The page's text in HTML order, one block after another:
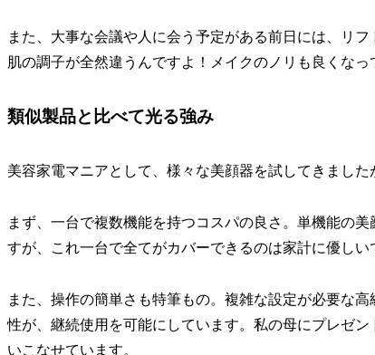
また、大事な会議や人に会う予定がある前日には、リ
肌の調子が全然違うんですよ！メイクのノリも良くな
類似製品と比べて光る強み
美容家電マニアとして、様々な美顔器を試してきまし
まず、一台で複数機能を持つコスパの良さ。単機能の
すが、これ一台で全てがカバーできるのは家計に優しい
また、操作の簡単さも特筆もの。複雑な設定が必要な
性が、継続使用を可能にしています。私の母にプレゼ
いこなせています。